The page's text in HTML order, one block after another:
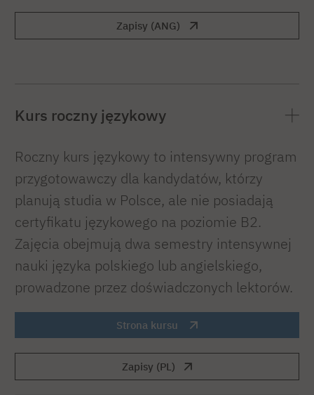
Zapisy (ANG)
Kurs roczny językowy
Roczny kurs językowy to intensywny program
przygotowawczy dla kandydatów, którzy
planują studia w Polsce, ale nie posiadają
certyfikatu językowego na poziomie B2.
Zajęcia obejmują dwa semestry intensywnej
nauki języka polskiego lub angielskiego,
prowadzone przez doświadczonych lektorów.
Strona kursu
Zapisy (PL)